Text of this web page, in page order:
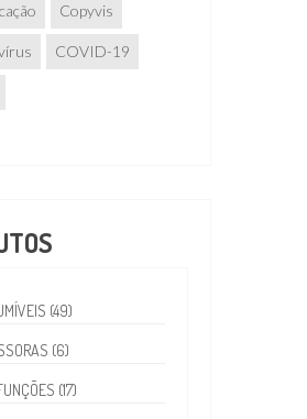
Copyvis
COVID-19
(49)
(6)
(17)